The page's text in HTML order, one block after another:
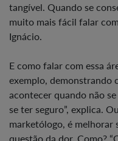
tangível. Quando se
muito mais fácil falar
Ignácio.
E como falar com essa
exemplo, demonstrando
acontecer quando não
se ter seguro”, explica.
marketólogo, é melhorar
questão da dor. Como?